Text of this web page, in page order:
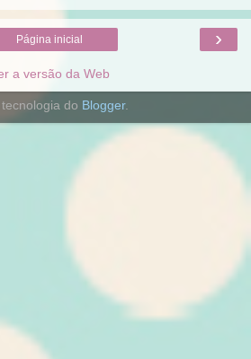
›
Página inicial
a versão da Web
do Blogger.